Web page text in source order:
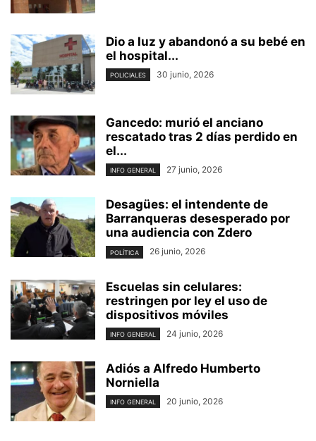
Dio a luz y abandonó a su bebé en
el hospital...
POLICIALES 30 junio, 2026
Gancedo: murió el anciano
rescatado tras 2 días perdido en
el...
INFO GENERAL 27 junio, 2026
Desagües: el intendente de
Barranqueras desesperado por
una audiencia con Zdero
POLÍTICA 26 junio, 2026
Escuelas sin celulares:
restringen por ley el uso de
dispositivos móviles
INFO GENERAL 24 junio, 2026
Adiós a Alfredo Humberto
Norniella
INFO GENERAL 20 junio, 2026